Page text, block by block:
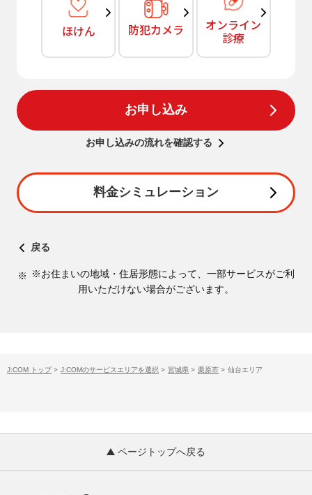
ほけん 防犯カメラ オンライン
診療
お申し込み
お申し込みの流れを確認する
料金シミュレーション
戻る
※お住まいの地域・住居形態によって、一部サービスがご利
用いただけない場合がございます。
J:COM トップ > J:COMのサービスエリアを選択 > 宮城県 > 栗原市 > 仙台エリア
ページトップへ戻る